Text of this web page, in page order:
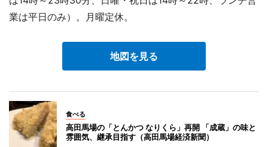
業は平日のみ）。月曜定休。
地図を見る
食べる
高田馬場の「とんかつ なりくら」再開 「成蔵」の味と
雰囲気、継承目指す（高田馬場経済新聞）